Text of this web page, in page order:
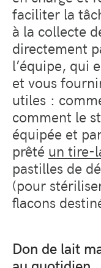
faciliter la
à la collecte
directement
l’équipe, qui
et vous
utiles :
comment le
équipée et
prêté un tire-
pastilles de
(pour
flacons
Don de lait